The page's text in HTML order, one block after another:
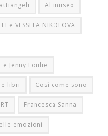
Al museo
e VESSELA NIKOLOVA
e Jenny Loulie
e libri Così come sono
Francesca Sanna
emozioni